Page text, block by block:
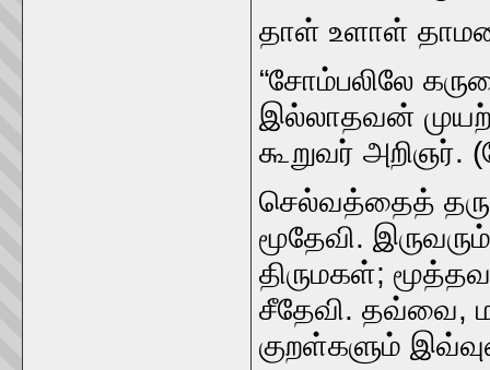
தாள்‌ உளாள்‌
“சோம்பலிலே
இல்லாதவன்‌
கூறுவர்‌ அறிஞர்‌.
செல்வத்தைத்‌
மூதேவி.
திருமகள்‌;
சீதேவி. தவ்வை,
குறள்களும்‌